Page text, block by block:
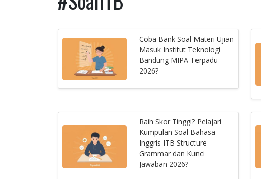
Coba Bank Soal Materi Ujian
Masuk Institut Teknologi
Bandung MIPA Terpadu
2026?
Raih Skor Tinggi? Pelajari
Kumpulan Soal Bahasa
Inggris ITB Structure
Grammar dan Kunci
Jawaban 2026?